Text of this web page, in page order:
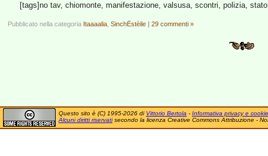
[tags]no tav, chiomonte, manifestazione, valsusa, scontri, polizia,
Pubblicato nella categoria Itaaaalia SinchËstèile | 29 commenti »
Questo sito è (C) 1995-2026 di Vittorio Bertola - Informativa privacy e cookie
Alcuni diritti riservatisecondo la licenza Creative Commons Attribuzione -